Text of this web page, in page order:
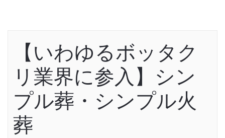
【いわゆるボッタク
リ業界に参入】シン
プル葬・シンプル火
葬